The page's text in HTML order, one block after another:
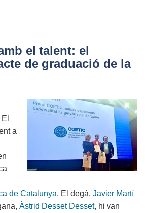
el talent: el
de graduació de la
El
a
de Catalunya. El degà, Javier Martí
Àstrid Desset Desset, hi van